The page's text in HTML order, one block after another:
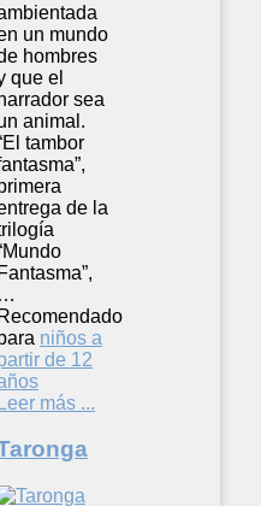
un mundo
hombres
que el
sea
animal.
tambor
de la
Fantasma”,
…
Recomendado
niños a
de 12
Leer más ...